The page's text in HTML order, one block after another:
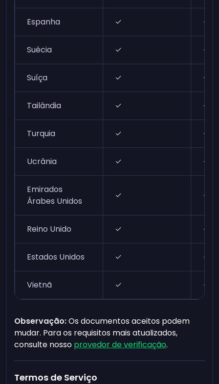
Espanha ✓ ✓
Suécia ✓ ✓
Suíça ✓ ✓
Tailândia ✓ ✓
Turquia ✓ ✓
Ucrânia ✓ ✓
Emirados
Árabes Unidos
✓ ✓
Reino Unido ✓ ✓
Estados Unidos ✓ ✓
Vietnã ✓ ✓
Observação:Os documentos aceitos podem
mudar. Para os requisitos mais atualizados,
consulte nosso provedor de verificação.
Termos de Serviço